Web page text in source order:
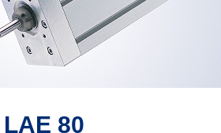
LAE 80